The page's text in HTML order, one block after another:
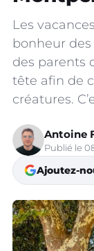
Les
bonheur
des parents
tête afin de
créatures.
Antoine
Publié le
Ajoutez-